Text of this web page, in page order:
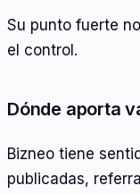
Su punto fuerte
el control.
Dónde aporta
Bizneo tiene
publicadas,